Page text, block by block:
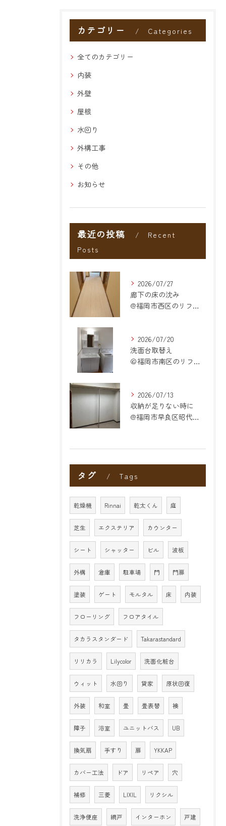
カテゴリー Categories
全てのカテゴリー
内装
外壁
屋根
水回り
外構工事
その他
お知らせ
最近の投稿
Recent
Posts
2026/07/27
廊下の床の沈み
@福岡市西区のリフォーム
2026/07/20
洗面台取替え
＠福岡市南区のリフォーム
2026/07/13
収納が足りない時に
@福岡市早良区昭代のリフォーム
タグ Tags
乾燥機 Rinnai 乾太くん 庭
芝生 エクステリア カウンター
シート シャッター ビル 波板
外構 倉庫 駐車場 門 門扉
塗装 ゲート モルタル 床 内装
フローリング フロアタイル
タカラスタンダード Takarastandard
リリカラ Lilycolor 洗面化粧台
ウィット 水回り 貸家 原状回復
外装 和室 畳 畳表替 襖
障子 浴室 ユニットバス UB
換気扇 手すり 扉 YKKAP
カバー工法 ドア リペア 穴
補修 三菱 LIXIL リクシル
洗浄便座 網戸 インターホン 戸建